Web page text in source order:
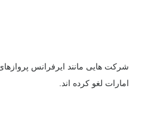
شرکت هایی مانند ایرفرانس
امارات لغو کرده اند.